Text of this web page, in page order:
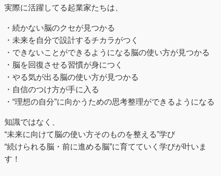
実際に活躍してる起業家たちは、
・続かない脳のクセが見つかる
・未来を自分で設計するチカラがつく
・できないことができるようになる脳の使い方が見つかる
・脳を回復させる習慣が身につく
・やる気が出る脳の使い方が見つかる
・自信のつけ方が手に入る
・“理想の自分”に向かうための思考整理ができるようになる
知識ではなく、
“未来に向けて脳の使い方そのものを整える”学び
“続けられる脳・前に進める脳”に育てていく学びが叶いま
す！